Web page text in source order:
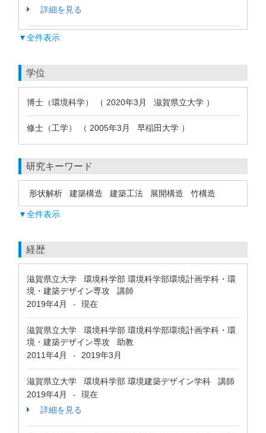
詳細を見る
▼全件表示
学位
博士（環境科学） （ 2020年3月 滋賀県立大学 ）
修士（工学） （ 2005年3月 早稲田大学 ）
研究キーワード
形状解析 建築構造 建築工法 展開構造 竹構造
▼全件表示
経歴
滋賀県立大学 環境科学部 環境科学部環境計画学科・環
境・建築デザイン専攻 講師
2019年4月
- 現在
滋賀県立大学 環境科学部 環境科学部環境計画学科・環
境・建築デザイン専攻 助教
2011年4月
- 2019年3月
滋賀県立大学 環境科学部 環境建築デザイン学科 講師
2019年4月
-
現在
詳細を見る